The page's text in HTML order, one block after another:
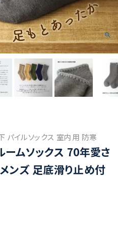
パイルソックス 室内用 防寒
ムソックス 70年愛さ
ンズ 足底滑り止め付